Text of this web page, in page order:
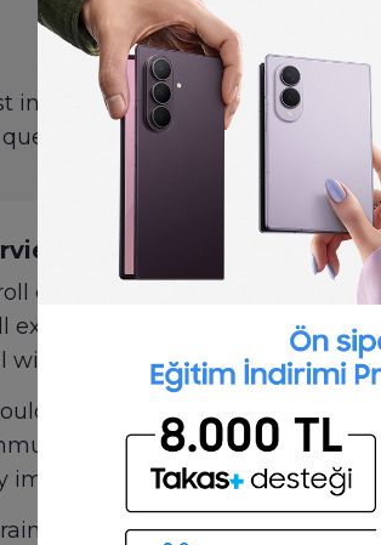
Payroll Specialist
interview questions can assist
questions that will help you find
Questions
clerks) can be found in-
experience is preferred most of
with internal or external clients.
be good with numbers.
skills and
important. You can ask the
new hires, be on the